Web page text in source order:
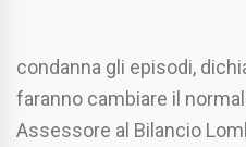
condanna gli episodi,
faranno cambiare il
Assessore al Bilancio